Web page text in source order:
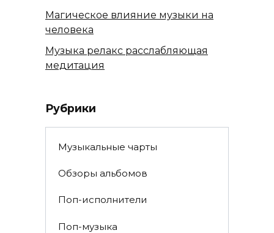
Магическое влияние музыки на
человека
Музыка релакс расслабляющая
медитация
Рубрики
Музыкальные чарты
Обзоры альбомов
Поп-исполнители
Поп-музыка